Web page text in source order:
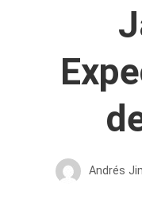
Andrés